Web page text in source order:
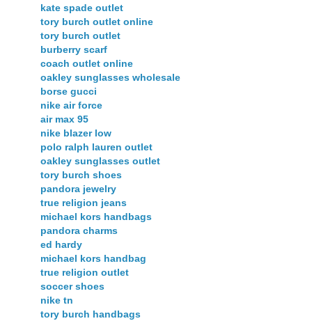
kate spade outlet
tory burch outlet online
tory burch outlet
burberry scarf
coach outlet online
oakley sunglasses wholesale
borse gucci
nike air force
air max 95
nike blazer low
polo ralph lauren outlet
oakley sunglasses outlet
tory burch shoes
pandora jewelry
true religion jeans
michael kors handbags
pandora charms
ed hardy
michael kors handbag
true religion outlet
soccer shoes
nike tn
tory burch handbags